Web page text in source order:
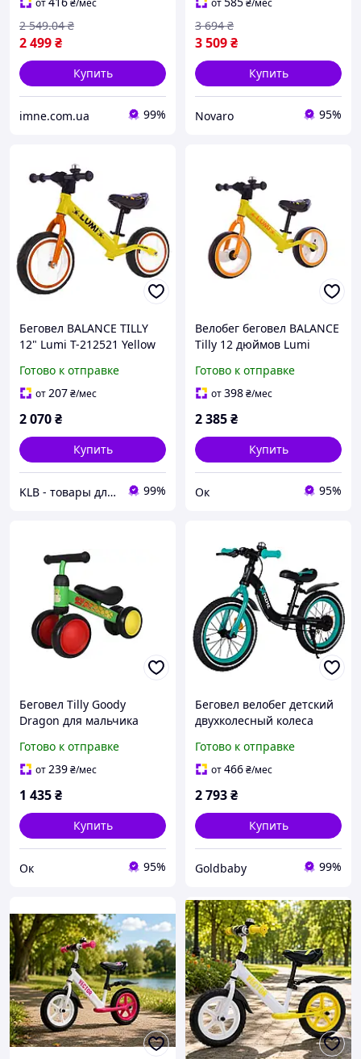
от ₴/мес
2 499₴
2 549.04 ₴
Купить
imne.com.ua 99%
от ₴/мес
3 509₴
3 694 ₴
Купить
Novaro 95%
Беговел BALANCE TILLY
12" Lumi T-212521 Yellow
Готово к отправке
от207₴/мес
2 070₴
Купить
KLB - товары для дома, детей и животных 99%
Велобег беговел BALANCE
Tilly 12 дюймов Lumi
Готово к отправке
от398₴/мес
2 385₴
Купить
Ок 95%
Беговел Tilly Goody
Dragon для мальчика
Готово к отправке
от239₴/мес
1 435₴
Купить
Ок 95%
Беговел велобег детский
двухколесный колеса
(ручной тормоз) BALANCE
TILLY Extreme T-212524
Готово к отправке
от466₴/мес
2 793₴
Купить
Goldbaby 99%